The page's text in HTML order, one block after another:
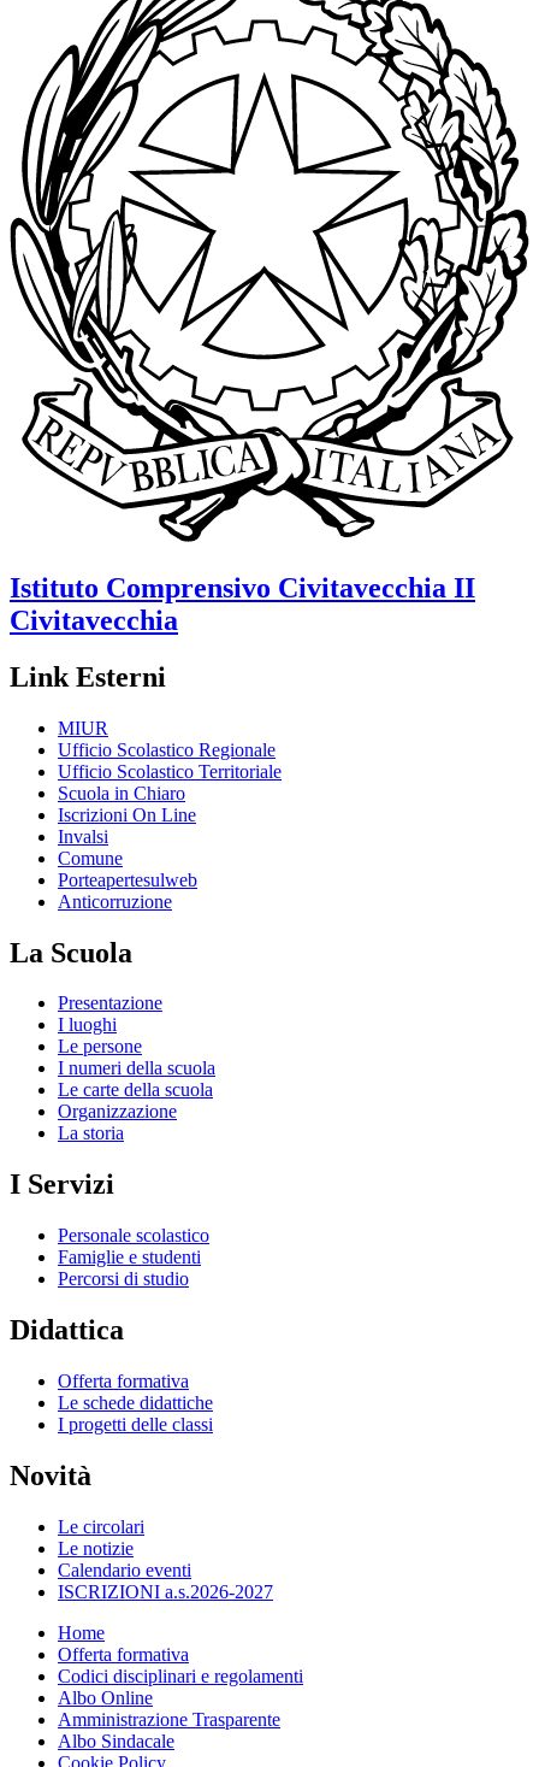
Istituto Comprensivo Civitavecchia II
Civitavecchia
Link Esterni
MIUR
Ufficio Scolastico Regionale
Ufficio Scolastico Territoriale
Scuola in Chiaro
Iscrizioni On Line
Invalsi
Comune
Porteapertesulweb
Anticorruzione
La Scuola
Presentazione
I luoghi
Le persone
I numeri della scuola
Le carte della scuola
Organizzazione
La storia
I Servizi
Personale scolastico
Famiglie e studenti
Percorsi di studio
Didattica
Offerta formativa
Le schede didattiche
I progetti delle classi
Novità
Le circolari
Le notizie
Calendario eventi
ISCRIZIONI a.s.2026-2027
Home
Offerta formativa
Codici disciplinari e regolamenti
Albo Online
Amministrazione Trasparente
Albo Sindacale
Cookie Policy